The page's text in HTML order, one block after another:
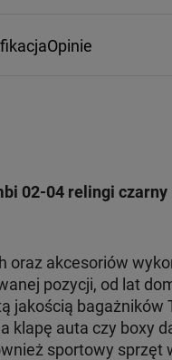
Opinie
02-04 relingi czarny
oraz akcesoriów
pozycji, od lat
jakością
klapę auta czy boxy
sportowy sprzęt